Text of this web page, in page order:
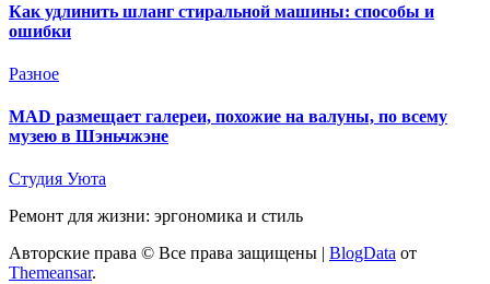
Как удлинить шланг стиральной машины: способы и
ошибки
Разное
MAD размещает галереи, похожие на валуны, по всему
музею в Шэньчжэне
Студия Уюта
Ремонт для жизни: эргономика и стиль
Авторские права © Все права защищены
BlogData от
Themeansar.